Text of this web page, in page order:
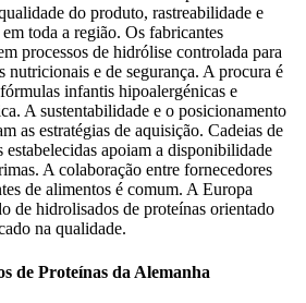
do produto, rastreabilidade e
toda a região. Os fabricantes
processos de hidrólise controlada para
nutricionais e de segurança. A procura é
infantis hipoalergénicas e
A sustentabilidade e o posicionamento
as estratégias de aquisição. Cadeias de
apoiam a disponibilidade
A colaboração entre fornecedores
de alimentos é comum. A Europa
de hidrolisados ​​de proteínas orientado
na qualidade.
​​de Proteínas da Alemanha